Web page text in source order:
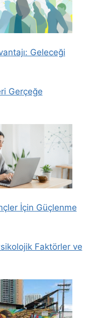
Geleceği
Gerçeğe
İçin Güçlenme
Faktörler ve